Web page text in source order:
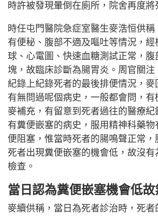
時許被發現暈倒在廁所，院舍再度將
時任屯門醫院急症室醫生麥浩恒供
有便秘、腹部不適及嘔吐等情況，經
球、心電圖、快速血糖測試正常，腹
塊，故臨床診斷為腸胃炎。周官關
紀錄上紀錄死者的最後排便情況，
有無問過呢個病史，一般都會問，有
麥補充，有留意到死者過往的醫療紀
有糞便嵌塞的病史，服用精神科藥
便阻塞，惟當時死者的腸鳴聲正常，
死者出現糞便嵌塞的機會低，故沒有
檢查。
當日認為糞便嵌塞機會低
麥續供稱，當日為死者診治時，死者